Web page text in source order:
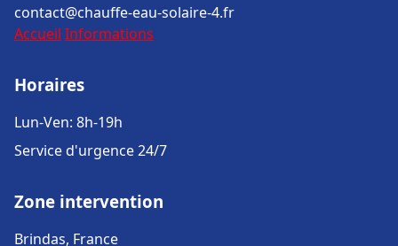
contact@chauffe-eau-solaire-4.fr
Accueil Informations
Horaires
Lun-Ven: 8h-19h
Service d'urgence 24/7
Zone intervention
Brindas, France